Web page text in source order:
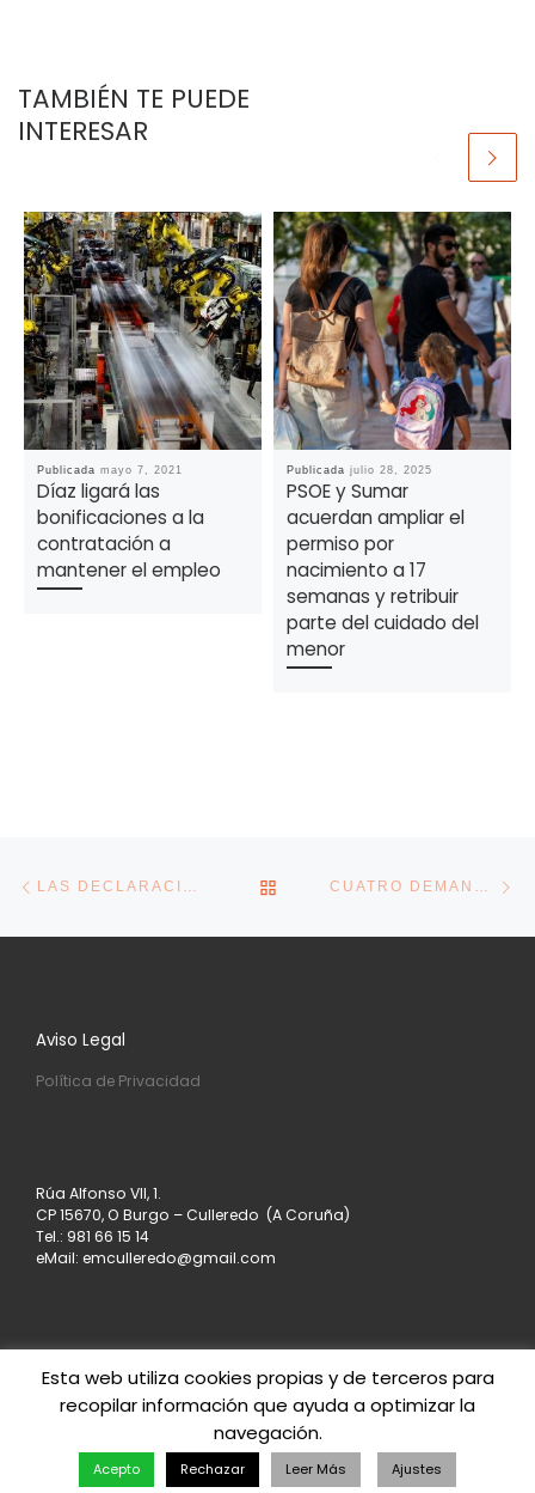
TAMBIÉN TE PUEDE
INTERESAR
Publicada mayo 7, 2021
Díaz ligará las
bonificaciones a la
contratación a
mantener el empleo
Publicada julio 28, 2025
PSOE y Sumar
acuerdan ampliar el
permiso por
nacimiento a 17
semanas y retribuir
parte del cuidado del
menor
VOLVER A LA LISTA DE
Aviso Legal
Política de Privacidad
Rúa Alfonso VII, 1.
CP 15670, O Burgo – Culleredo (A Coruña)
Tel.: 981 66 15 14
eMail: emculleredo@gmail.com
© 2026Asociación de Empresarios de Culleredo
Todos los derechos reservados
Creado con – Diseñado con el Tema Customizr
Esta web utiliza cookies propias y de terceros para
recopilar información que ayuda a optimizar la
navegación.
Acepto Rechazar Leer Más Ajustes